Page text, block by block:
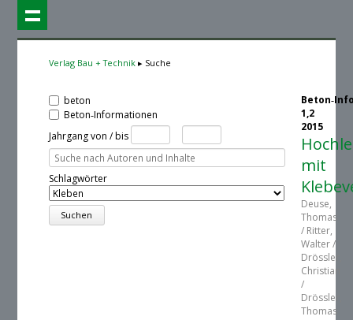
Verlag Bau + Technik Suche
beton
Beton‑Informationen
Jahrgang von / bis
Schlagwörter
1,2
2015
mit
Deuse,
Thomas
/ Ritter,
Walter /
Drössler,
Christian
/
Drössler,
Thomas